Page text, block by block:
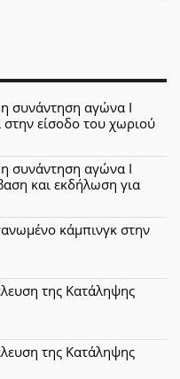
συνάντηση αγώνα Ι
είσοδο του χωριού
συνάντηση αγώνα Ι
και εκδήλωση για
κάμπινγκ στην
της Κατάληψης
της Κατάληψης